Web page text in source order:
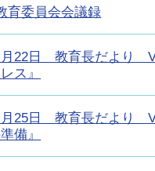
育委員会会議録
月22日 教育長だより
ス』
月25日 教育長だより
備』